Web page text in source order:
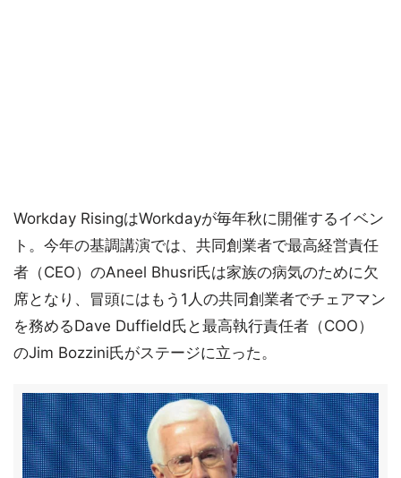
Workday RisingはWorkdayが毎年秋に開催するイベン
ト。今年の基調講演では、共同創業者で最高経営責任
者（CEO）のAneel Bhusri氏は家族の病気のために欠
席となり、冒頭にはもう1人の共同創業者でチェアマン
を務めるDave Duffield氏と最高執行責任者（COO）
のJim Bozzini氏がステージに立った。